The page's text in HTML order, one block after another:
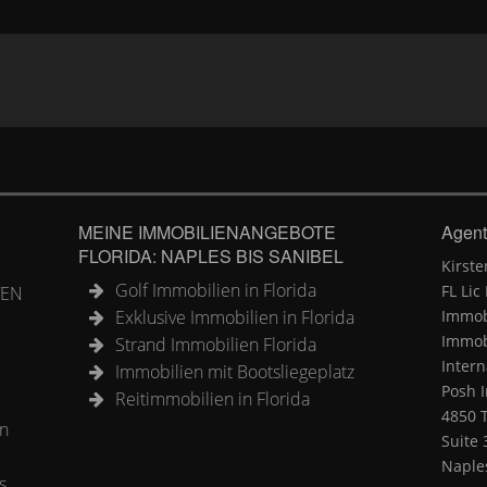
MEINE IMMOBILIENANGEBOTE
FLORIDA: NAPLES BIS SANIBEL
Golf Immobilien in Florida
Exklusive Immobilien in Florida
Strand Immobilien Florida
Immobilien mit Bootsliegeplatz
Reitimmobilien in Florida
FL
Posh
4850
Suite